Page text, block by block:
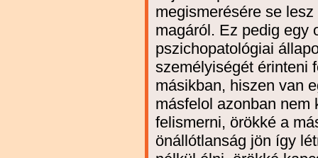
megismerésére se
magáról. Ez pedig egy
pszichopatológiai
személyiségét érinteni
másikban, hiszen van
másfelol azonban nem
felismerni, örökké a
önállótlanság jön így